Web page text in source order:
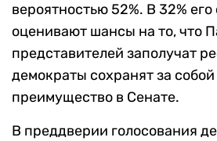
вероятностью 52%. В 32%
оценивают шансы на то, что
представителей заполучат
демократы сохранят за
преимущество в Сенате.
В преддверии голосования